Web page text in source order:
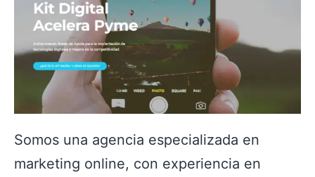
Somos una agencia especializada en
marketing online, con experiencia en